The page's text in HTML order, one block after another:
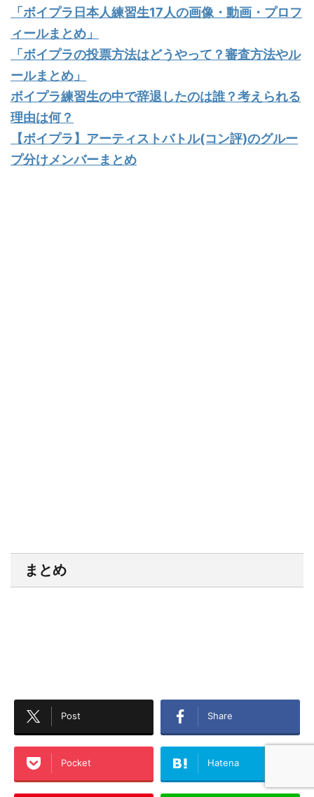
「ボイプラ日本人練習生17人の画像・動画・プロフ
ィールまとめ」
「ボイプラの投票方法はどうやって？審査方法やル
ールまとめ」
ボイプラ練習生の中で辞退したのは誰？考えられる
理由は何？
【ボイプラ】アーティストバトル(コン評)のグルー
プ分けメンバーまとめ
まとめ
Post Share
Pocket Hatena